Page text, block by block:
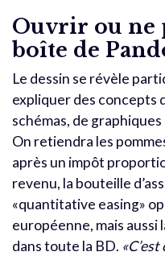
Ouvrir ou ne
boîte de
Le dessin se révèle
expliquer des concepts
schémas, de
On retiendra les
après un impôt
revenu, la bouteille
«quantitative easing»
européenne, mais
dans toute la BD.